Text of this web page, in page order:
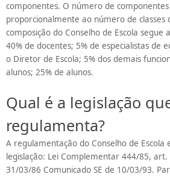
componentes. O número de
proporcionalmente ao número de classes
composição do Conselho de Escola segue
40% de docentes; 5% de especialistas de
o Diretor de Escola; 5% dos demais
alunos; 25% de alunos.
Qual é a legislação
regulamenta?
A regulamentação do Conselho de Escola
legislação: Lei Complementar 444/85, art.
31/03/86 Comunicado SE de 10/03/93.